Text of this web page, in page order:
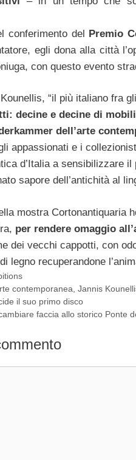
conferimento del Premio
egli dona alla città
con questo evento
“il più italiano fra
decine e decine di
dell’arte
appassionati e i
d’Italia a sensibilizzare
sapore dell’antichità al
mostra Cortonantiquaria
per rendere omaggio
dei vecchi cappotti, con
legno recuperandone
contemporanea ,Jannis
il suo primo disco
faccia allo storico Ponte